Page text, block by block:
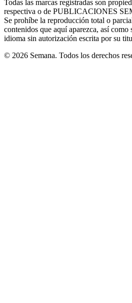
new
window
Todas las marcas registradas son
respectiva o de PUBLICACIONES
Se prohíbe la reproducción total o
contenidos que aquí aparezca, así
idioma sin autorización escrita por su
© 2026 Semana. Todos los derechos